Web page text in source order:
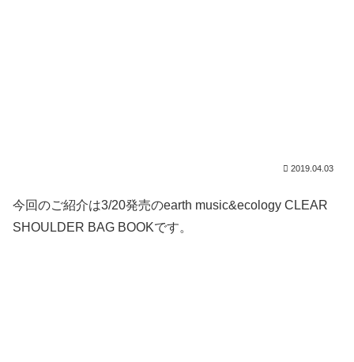
2019.04.03
今回のご紹介は3/20発売のearth music&ecology CLEAR
SHOULDER BAG BOOKです。